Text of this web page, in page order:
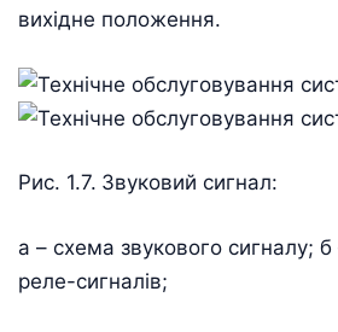
вихідне положення.
Рис. 1.7. Звуковий сигнал:
а – схема звукового сигналу; б
реле-сигналів;